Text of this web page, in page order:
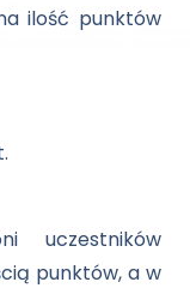
ilość punktów
uczestników
punktów, a w